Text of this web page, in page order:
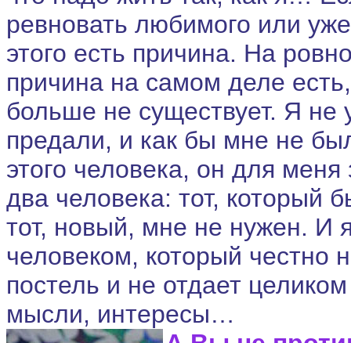
ревновать любимого или
этого есть причина. На
причина на самом деле
больше не существует. Я
предали, и как бы мне не
этого человека, он для
два человека: тот, который
тот, новый, мне не нужен. И
человеком, который честно
постель и не отдает
мысли, интересы…